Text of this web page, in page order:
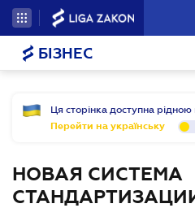
БІЗНЕС
Ця сторінка доступна
Перейти на українську
НОВАЯ СИСТЕМА